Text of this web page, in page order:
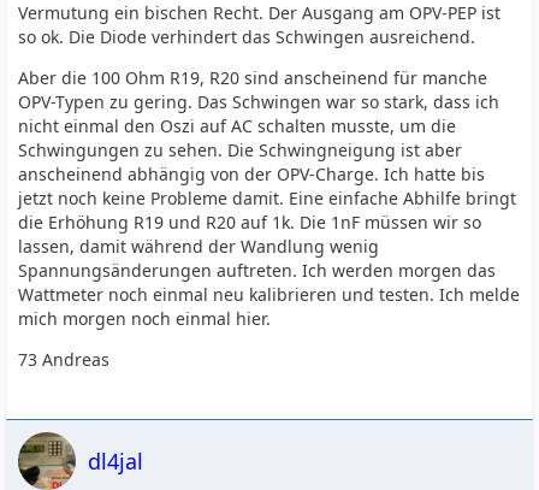
Vermutung ein bischen Recht. Der Ausgang am OPV-PEP ist
so ok. Die Diode verhindert das Schwingen ausreichend.
Aber die 100 Ohm R19, R20 sind anscheinend für manche
OPV-Typen zu gering. Das Schwingen war so stark, dass ich
nicht einmal den Oszi auf AC schalten musste, um die
Schwingungen zu sehen. Die Schwingneigung ist aber
anscheinend abhängig von der OPV-Charge. Ich hatte bis
jetzt noch keine Probleme damit. Eine einfache Abhilfe bringt
die Erhöhung R19 und R20 auf 1k. Die 1nF müssen wir so
lassen, damit während der Wandlung wenig
Spannungsänderungen auftreten. Ich werden morgen das
Wattmeter noch einmal neu kalibrieren und testen. Ich melde
mich morgen noch einmal hier.
73 Andreas
dl4jal